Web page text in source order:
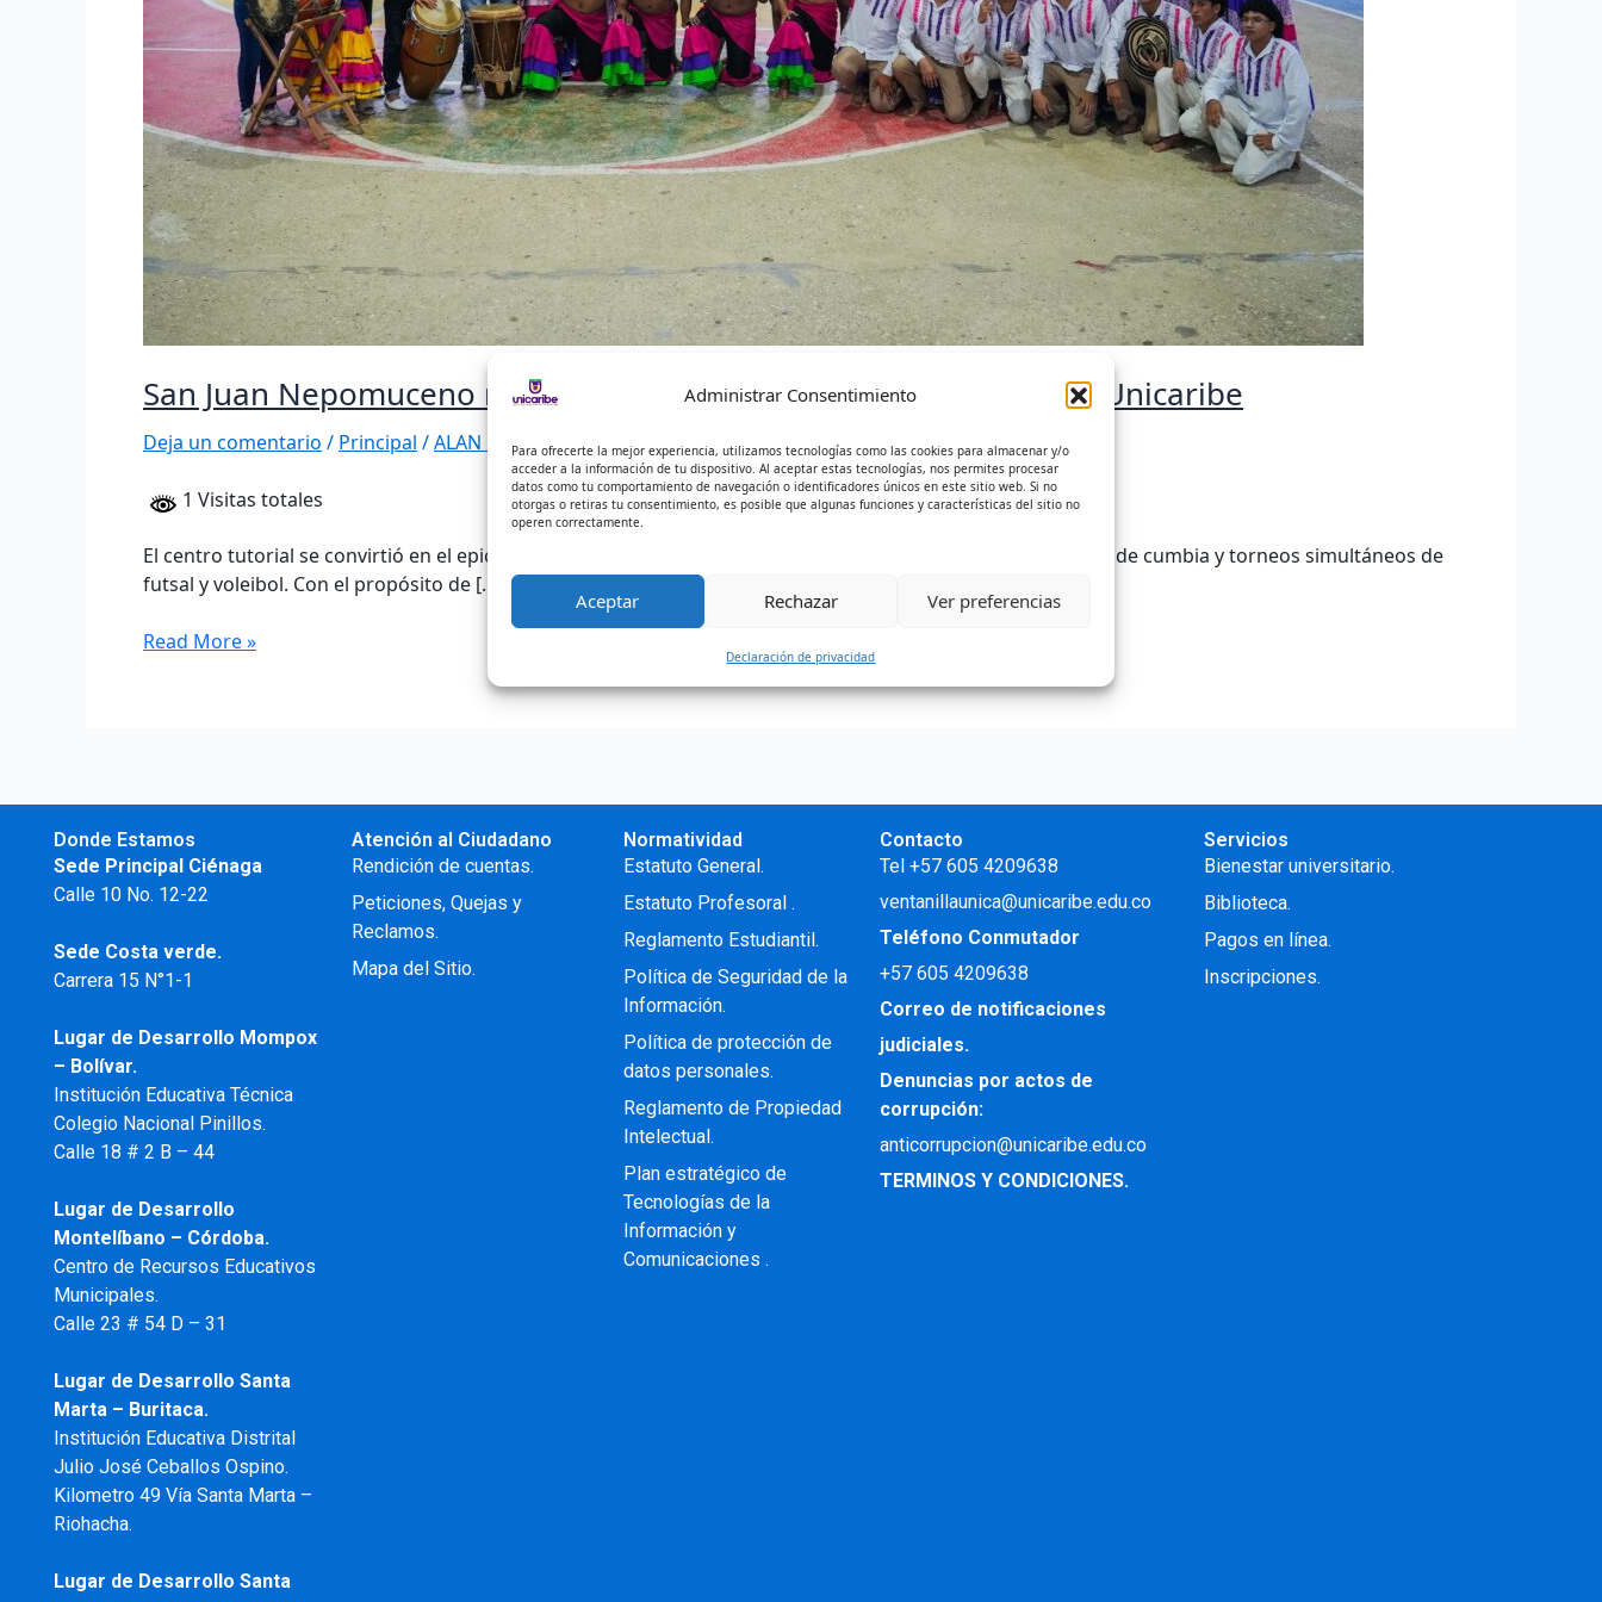
Administrar Consentimiento
Para ofrecerte la mejor experiencia, utilizamos tecnologías como las cookies para almacenar y/o
acceder a la información de tu dispositivo. Al aceptar estas tecnologías, nos permites procesar
datos como tu comportamiento de navegación o identificadores únicos en este sitio web. Si no
otorgas o retiras tu consentimiento, es posible que algunas funciones y características del sitio no
operen correctamente.
Aceptar Rechazar Ver preferencias
Declaración de privacidad
San Juan Nepomuceno recibió la caravana cultural y deportiva de Unicaribe
Deja un comentario / Principal /ALAN DAVID SIERRA PEÑA
1 Visitas totales
El centro tutorial se convirtió en el epicentro de la integración regional mediante talleres de tambor, ruedas de cumbia y torneos simultáneos de
futsal y voleibol. Con el propósito de […]
Read More »
Donde Estamos
Sede Principal Ciénaga
Calle 10 No. 12-22
Sede Costa verde.
Carrera 15 N°1-1
Lugar de Desarrollo Mompox
– Bolívar.
Institución Educativa Técnica
Colegio Nacional Pinillos.
Calle 18 # 2 B – 44
Lugar de Desarrollo
Montelíbano – Córdoba.
Centro de Recursos Educativos
Municipales.
Calle 23 # 54 D – 31
Lugar de Desarrollo Santa
Marta – Buritaca.
Institución Educativa Distrital
Julio José Ceballos Ospino.
Kilometro 49 Vía Santa Marta –
Riohacha.
Lugar de Desarrollo Santa
Atención al Ciudadano
Rendición de cuentas.
Peticiones, Quejas y
Reclamos.
Mapa del Sitio.
Normatividad
Estatuto General.
Estatuto Profesoral .
Reglamento Estudiantil.
Política de Seguridad de la
Información.
Política de protección de
datos personales.
Reglamento de Propiedad
Intelectual.
Plan estratégico de
Tecnologías de la
Información y
Comunicaciones .
Contacto
Tel +57 605 4209638
ventanillaunica@unicaribe.edu.co
Teléfono Conmutador
+57605 4209638
Correo de notificaciones
judiciales.
Denuncias por actos de
corrupción:
anticorrupcion@unicaribe.edu.co
TERMINOS Y CONDICIONES.
Servicios
Bienestar universitario.
Biblioteca.
Pagos en línea.
Inscripciones.